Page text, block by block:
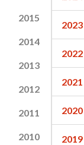
2015
2014
2013
2012
2011
2010
2023
2022
2021
2020
2019